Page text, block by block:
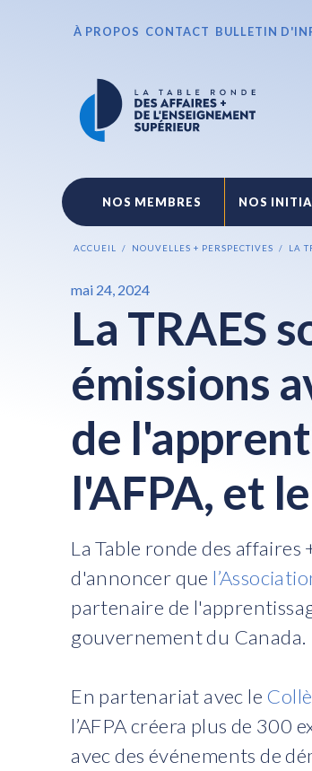
À PROPOS CONTACT BULLETIN
NOS MEMBRES NOS
ACCUEIL NOUVELLES + PERSPECTIVES LA
mai 24, 2024
La TRAES
émissions
de
l'AFPA, et
La Table ronde des affaires
d'annoncer que
partenaire de
gouvernement du Canada.
En partenariat avec le
l’AFPA créera plus de 300
avec des événements de